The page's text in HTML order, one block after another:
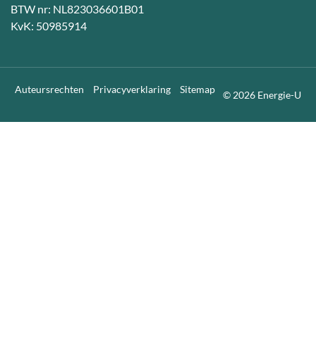
BTW nr: NL823036601B01
KvK: 50985914
© 2026 Energie-U
Auteursrechten Privacyverklaring Sitemap